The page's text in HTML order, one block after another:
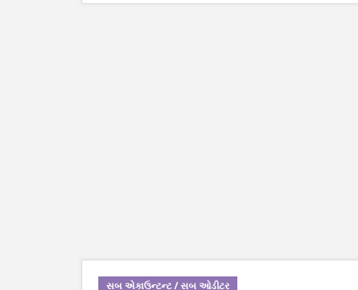
સબ એકાઉન્ટન્ટ / સબ ઓડીટર